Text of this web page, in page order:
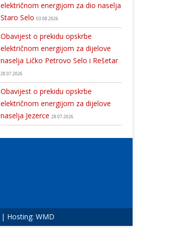
električnom energijom za dio naselja
Staro Selo 03.08.2026
Obavijest o prekidu opskrbe
električnom energijom za dijelove
naselja Ličko Petrovo Selo i Rešetar
28.07.2026
Obavijest o prekidu opskrbe
električnom energijom za dijelove
naselja Jezerce 28.07.2026
| Hosting: WMD